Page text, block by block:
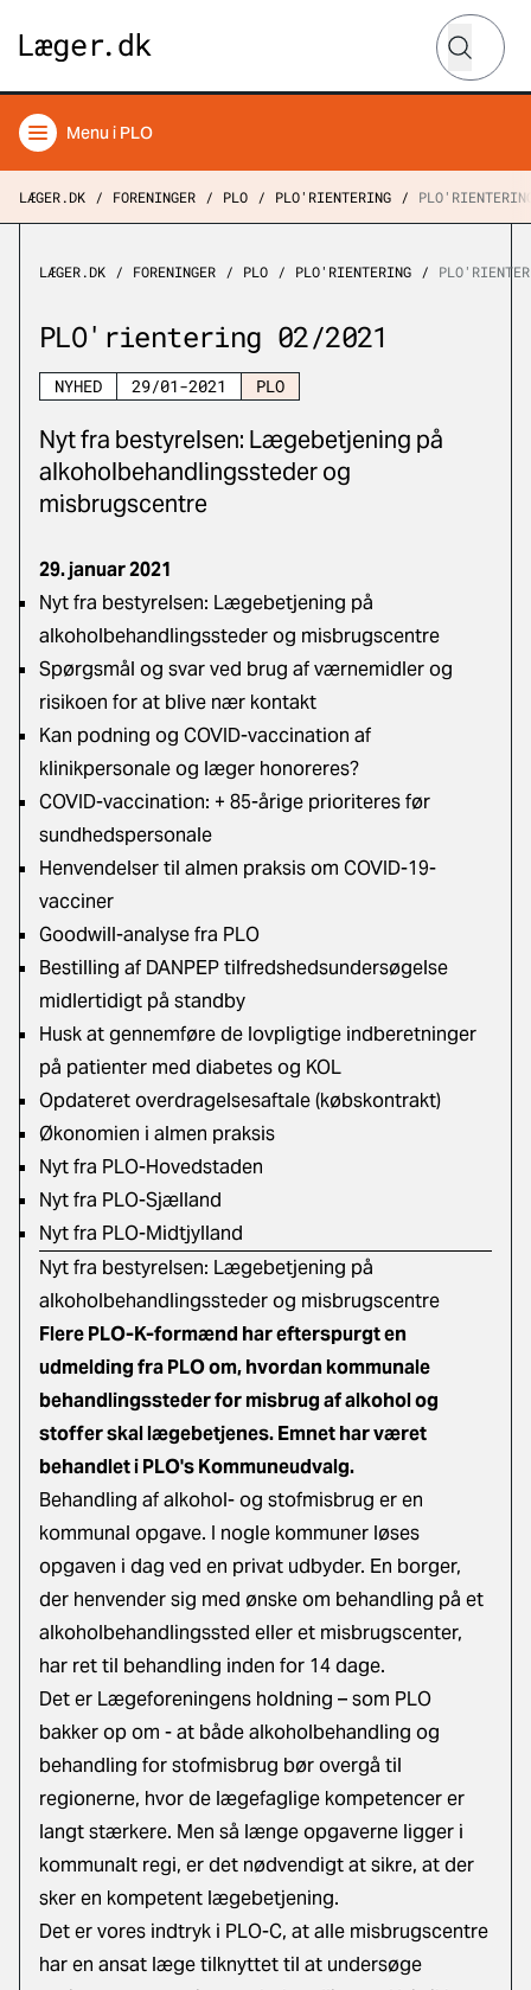
Hvad
Søg
Menu i PLO
LÆGER.DK FORENINGER PLO PLO'RIENTERING
LÆGER.DK FORENINGER PLO PLO'RIENTERING
PLO'rientering 02/2021
NYHED 29/01-2021 PLO
Nyt fra bestyrelsen: Lægebetjening på
alkoholbehandlingssteder og
misbrugscentre
29. januar 2021
Nyt fra bestyrelsen: Lægebetjening på
alkoholbehandlingssteder og misbrugscentre
Spørgsmål og svar ved brug af værnemidler og
risikoen for at blive nær kontakt
Kan podning og COVID-vaccination af
klinikpersonale og læger honoreres?
COVID-vaccination: + 85-årige prioriteres før
sundhedspersonale
Henvendelser til almen praksis om COVID-19-
vacciner
Goodwill-analyse fra PLO
Bestilling af DANPEP tilfredshedsundersøgelse
midlertidigt på standby
Husk at gennemføre de lovpligtige indberetninger
på patienter med diabetes og KOL
Opdateret overdragelsesaftale (købskontrakt)
Økonomien i almen praksis
Nyt fra PLO-Hovedstaden
Nyt fra PLO-Sjælland
Nyt fra PLO-Midtjylland
Nyt fra bestyrelsen: Lægebetjening på
alkoholbehandlingssteder og misbrugscentre
Flere PLO-K-formænd har efterspurgt en
udmelding fra PLO om, hvordan kommunale
behandlingssteder for misbrug af alkohol og
stoffer skal lægebetjenes. Emnet har været
behandlet i PLO's Kommuneudvalg.
Behandling af alkohol- og stofmisbrug er en
kommunal opgave. I nogle kommuner løses
opgaven i dag ved en privat udbyder. En borger,
der henvender sig med ønske om behandling på et
alkoholbehandlingssted eller et misbrugscenter,
har ret til behandling inden for 14 dage.
Det er Lægeforeningens holdning – som PLO
bakker op om - at både alkoholbehandling og
behandling for stofmisbrug bør overgå til
regionerne, hvor de lægefaglige kompetencer er
langt stærkere. Men så længe opgaverne ligger i
kommunalt regi, er det nødvendigt at sikre, at der
sker en kompetent lægebetjening.
Det er vores indtryk i PLO-C, at alle misbrugscentre
har en ansat læge tilknyttet til at undersøge